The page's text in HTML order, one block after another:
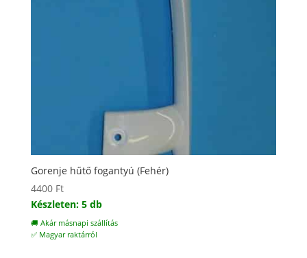
Gorenje hűtő fogantyú (Fehér)
4400 Ft
Készleten: 5 db
🚚 Akár másnapi szállítás
✅ Magyar raktárról